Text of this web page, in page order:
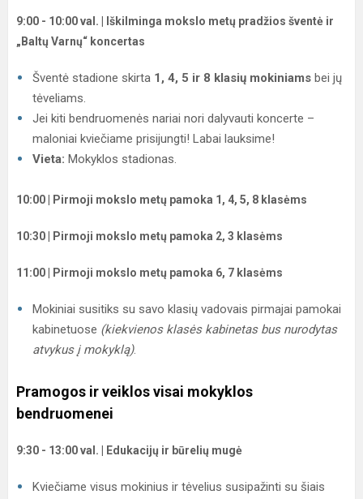
9:00 - 10:00 val. | Iškilminga mokslo metų pradžios šventė ir
„Baltų Varnų“ koncertas
Šventė stadione skirta 1, 4, 5 ir 8 klasių mokiniams bei jų
tėveliams.
Jei kiti bendruomenės nariai nori dalyvauti koncerte –
maloniai kviečiame prisijungti! Labai lauksime!
Vieta: Mokyklos stadionas.
10:00 | Pirmoji mokslo metų pamoka 1, 4, 5, 8 klasėms
10:30 | Pirmoji mokslo metų pamoka 2, 3 klasėms
11:00 | Pirmoji mokslo metų pamoka 6, 7 klasėms
Mokiniai susitiks su savo klasių vadovais pirmajai pamokai
kabinetuose (kiekvienos klasės kabinetas bus nurodytas
atvykus į mokyklą).
Pramogos ir veiklos visai mokyklos
bendruomenei
9:30 - 13:00 val. | Edukacijų ir būrelių mugė
Kviečiame visus mokinius ir tėvelius susipažinti su šiais